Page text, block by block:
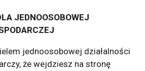
JEDNOOSOBOWEJ
jednoosobowej działalności
że wejdziesz na stronę